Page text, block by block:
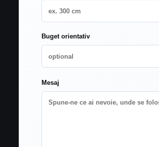
Buget orientativ
Mesaj